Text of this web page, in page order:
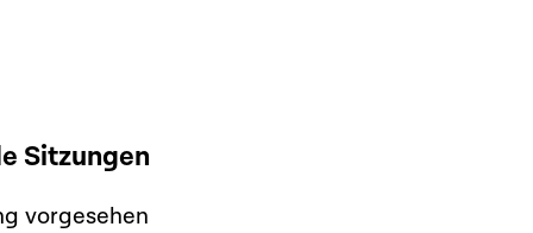
Sitzungen
vorgesehen